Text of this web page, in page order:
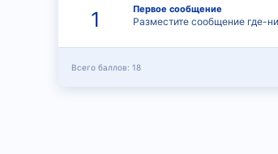
1 Первое сообщение
Разместите сообщение где-
Всего баллов: 18